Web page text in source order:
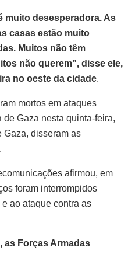
muito desesperadora. As
casas estão muito
Muitos não têm
não querem”, disse ele,
no oeste da cidade.
mortos em ataques
Gaza nesta quinta-feira,
Gaza, disseram as
afirmou, em
foram interrompidos
ao ataque contra as
as Forças Armadas